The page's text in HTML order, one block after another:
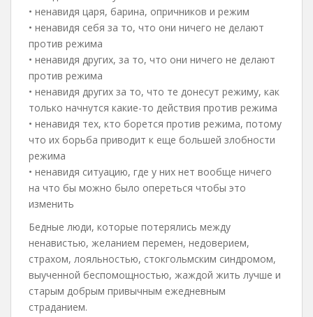
• ненавидя царя, барина, опричников и режим
• ненавидя себя за то, что они ничего не делают
против режима
• ненавидя других, за то, что они ничего не делают
против режима
• ненавидя других за то, что те донесут режиму, как
только начнутся какие-то действия против режима
• ненавидя тех, кто борется против режима, потому
что их борьба приводит к еще большей злобности
режима
• ненавидя ситуацию, где у них нет вообще ничего
на что бы можно было опереться чтобы это
изменить
Бедные люди, которые потерялись между
ненавистью, желанием перемен, недоверием,
страхом, лояльностью, стокгольмским синдромом,
выученной беспомощностью, жаждой жить лучше и
старым добрым привычным ежедневным
страданием.